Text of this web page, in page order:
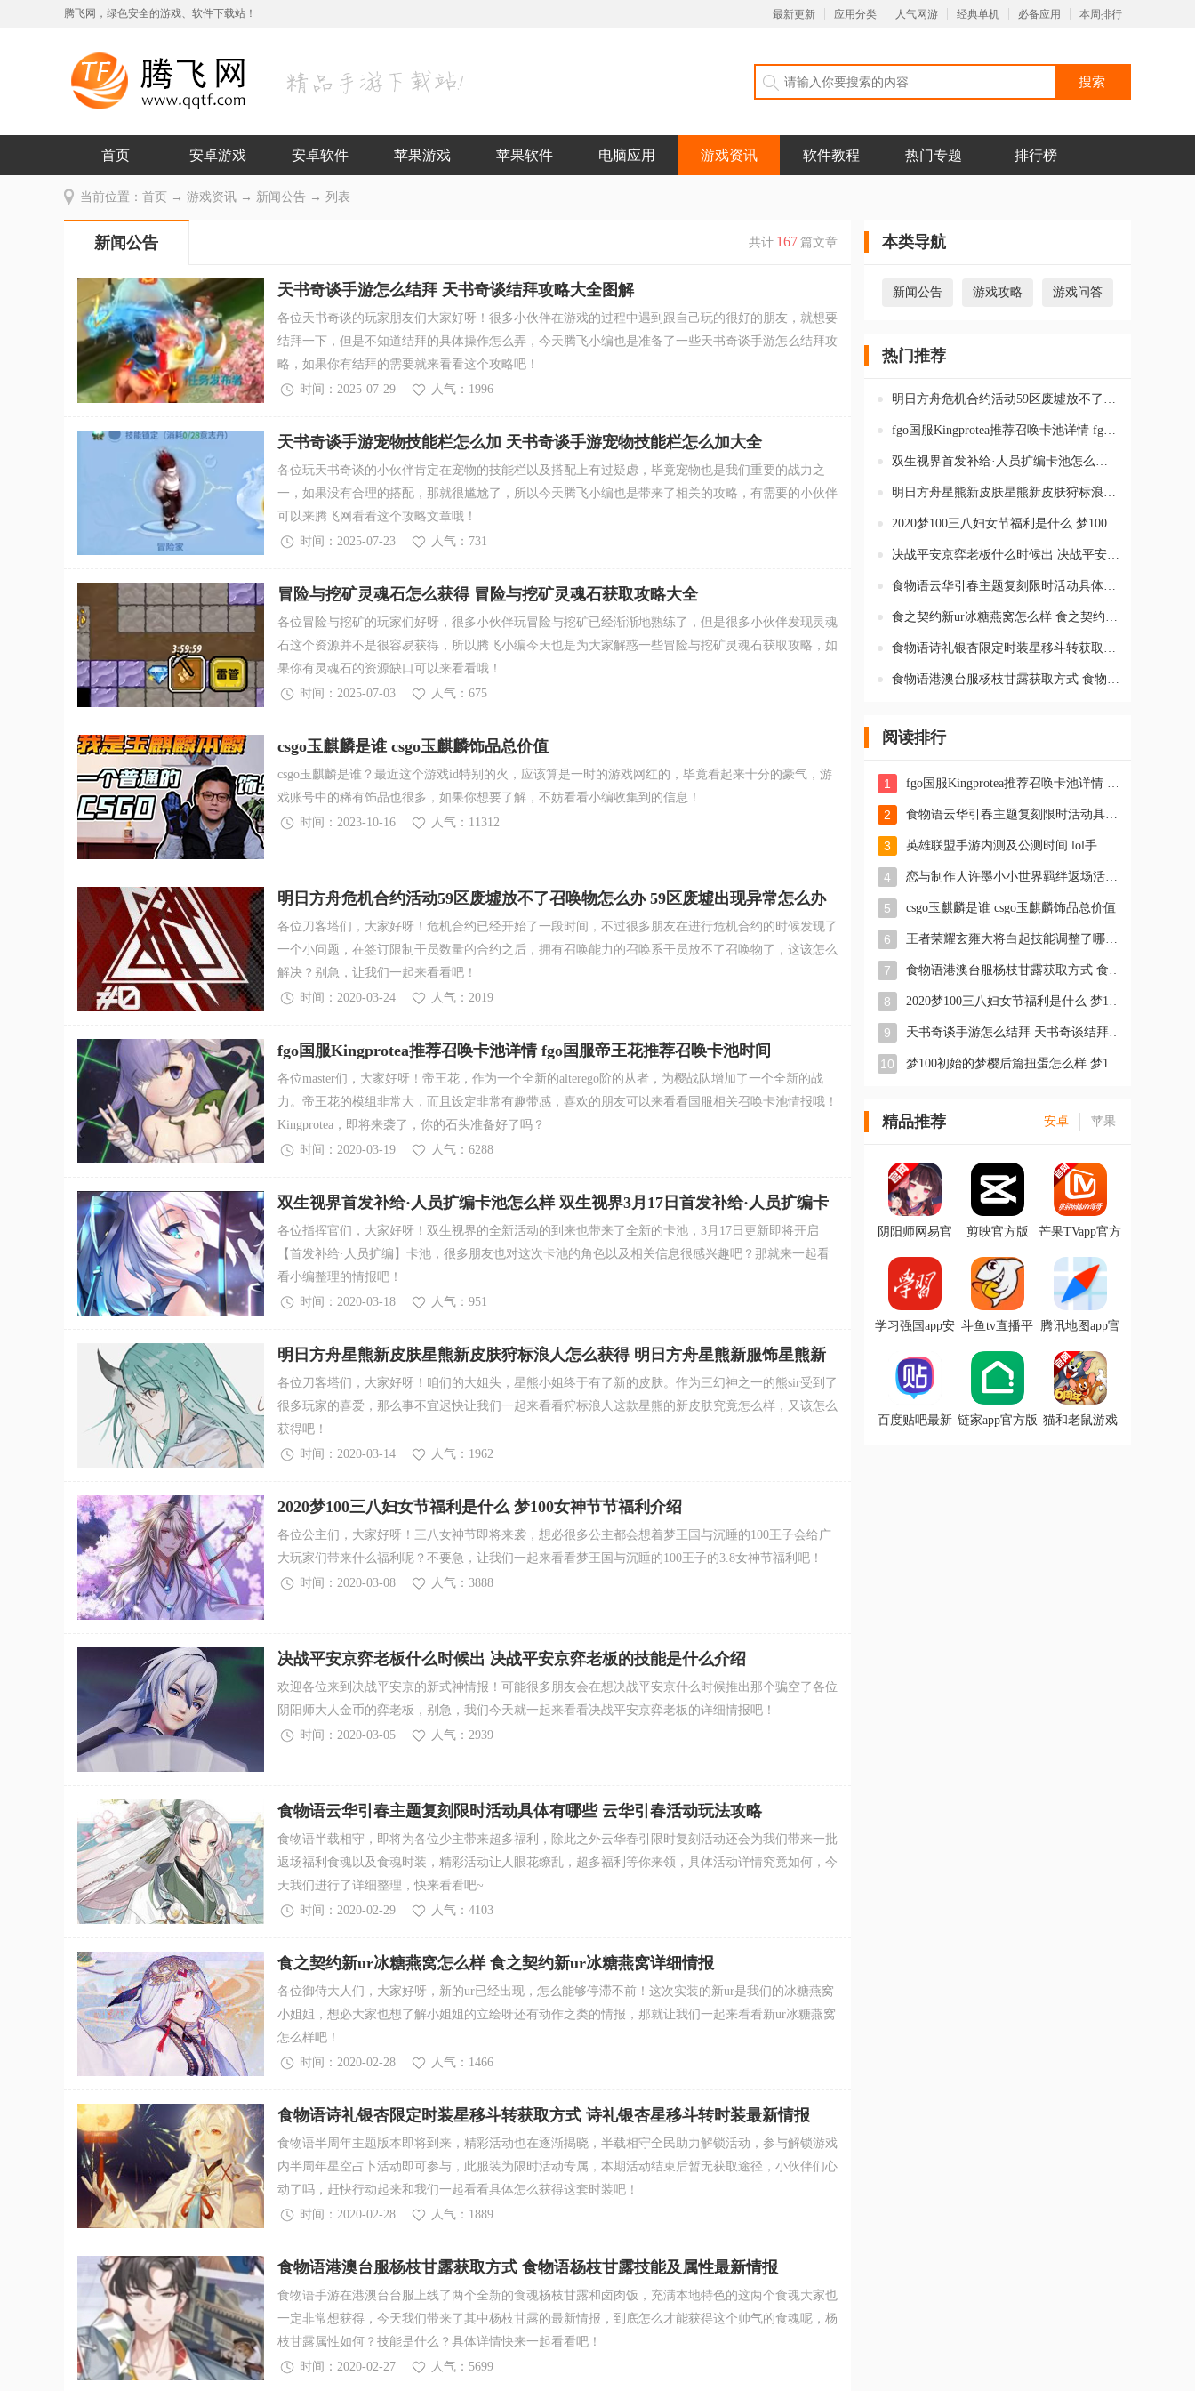
腾飞网，绿色安全的游戏、软件下载站！ 最新更新 应用分类 人气网游 经典单机 必备应用 本周排行
首页 安卓游戏 安卓软件 苹果游戏 苹果软件 电脑应用 游戏资讯 软件教程 热门专题 排行榜
当前位置： 首页 → 游戏资讯 → 新闻公告 → 列表
新闻公告 共计 167 篇文章
天书奇谈手游怎么结拜 天书奇谈结拜攻略大全图解
各位天书奇谈的玩家朋友们大家好呀！很多小伙伴在游戏的过程中遇到跟自己玩的很好的朋友，就想要
结拜一下，但是不知道结拜的具体操作怎么弄，今天腾飞小编也是准备了一些天书奇谈手游怎么结拜攻
略，如果你有结拜的需要就来看看这个攻略吧！
时间：2025-07-29
人气：1996
天书奇谈手游宠物技能栏怎么加 天书奇谈手游宠物技能栏怎么加大全
各位玩天书奇谈的小伙伴肯定在宠物的技能栏以及搭配上有过疑虑，毕竟宠物也是我们重要的战力之
一，如果没有合理的搭配，那就很尴尬了，所以今天腾飞小编也是带来了相关的攻略，有需要的小伙伴
可以来腾飞网看看这个攻略文章哦！
时间：2025-07-23
人气：731
冒险与挖矿灵魂石怎么获得 冒险与挖矿灵魂石获取攻略大全
各位冒险与挖矿的玩家们好呀，很多小伙伴玩冒险与挖矿已经渐渐地熟练了，但是很多小伙伴发现灵魂
石这个资源并不是很容易获得，所以腾飞小编今天也是为大家解惑一些冒险与挖矿灵魂石获取攻略，如
果你有灵魂石的资源缺口可以来看看哦！
时间：2025-07-03
人气：675
csgo玉麒麟是谁 csgo玉麒麟饰品总价值
csgo玉麒麟是谁？最近这个游戏id特别的火，应该算是一时的游戏网红的，毕竟看起来十分的豪气，游
戏账号中的稀有饰品也很多，如果你想要了解，不妨看看小编收集到的信息！
时间：2023-10-16
人气：11312
明日方舟危机合约活动59区废墟放不了召唤物怎么办 59区废墟出现异常怎么办
各位刀客塔们，大家好呀！危机合约已经开始了一段时间，不过很多朋友在进行危机合约的时候发现了
一个小问题，在签订限制干员数量的合约之后，拥有召唤能力的召唤系干员放不了召唤物了，这该怎么
解决？别急，让我们一起来看看吧！
时间：2020-03-24
人气：2019
fgo国服Kingprotea推荐召唤卡池详情 fgo国服帝王花推荐召唤卡池时间
各位master们，大家好呀！帝王花，作为一个全新的alterego阶的从者，为樱战队增加了一个全新的战
力。帝王花的模组非常大，而且设定非常有趣带感，喜欢的朋友可以来看看国服相关召唤卡池情报哦！
Kingprotea，即将来袭了，你的石头准备好了吗？
时间：2020-03-19
人气：6288
双生视界首发补给·人员扩编卡池怎么样 双生视界3月17日首发补给·人员扩编卡
池详细情报
各位指挥官们，大家好呀！双生视界的全新活动的到来也带来了全新的卡池，3月17日更新即将开启
【首发补给·人员扩编】卡池，很多朋友也对这次卡池的角色以及相关信息很感兴趣吧？那就来一起看
看小编整理的情报吧！
时间：2020-03-18
人气：951
明日方舟星熊新皮肤星熊新皮肤狩标浪人怎么获得 明日方舟星熊新服饰星熊新
皮肤狩标浪人怎么样
各位刀客塔们，大家好呀！咱们的大姐头，星熊小姐终于有了新的皮肤。作为三幻神之一的熊sir受到了
很多玩家的喜爱，那么事不宜迟快让我们一起来看看狩标浪人这款星熊的新皮肤究竟怎么样，又该怎么
获得吧！
时间：2020-03-14
人气：1962
2020梦100三八妇女节福利是什么 梦100女神节节福利介绍
各位公主们，大家好呀！三八女神节即将来袭，想必很多公主都会想着梦王国与沉睡的100王子会给广
大玩家们带来什么福利呢？不要急，让我们一起来看看梦王国与沉睡的100王子的3.8女神节福利吧！
时间：2020-03-08
人气：3888
决战平安京弈老板什么时候出 决战平安京弈老板的技能是什么介绍
欢迎各位来到决战平安京的新式神情报！可能很多朋友会在想决战平安京什么时候推出那个骗空了各位
阴阳师大人金币的弈老板，别急，我们今天就一起来看看决战平安京弈老板的详细情报吧！
时间：2020-03-05
人气：2939
食物语云华引春主题复刻限时活动具体有哪些 云华引春活动玩法攻略
食物语半载相守，即将为各位少主带来超多福利，除此之外云华春引限时复刻活动还会为我们带来一批
返场福利食魂以及食魂时装，精彩活动让人眼花缭乱，超多福利等你来领，具体活动详情究竟如何，今
天我们进行了详细整理，快来看看吧~
时间：2020-02-29
人气：4103
食之契约新ur冰糖燕窝怎么样 食之契约新ur冰糖燕窝详细情报
各位御侍大人们，大家好呀，新的ur已经出现，怎么能够停滞不前！这次实装的新ur是我们的冰糖燕窝
小姐姐，想必大家也想了解小姐姐的立绘呀还有动作之类的情报，那就让我们一起来看看新ur冰糖燕窝
怎么样吧！
时间：2020-02-28
人气：1466
食物语诗礼银杏限定时装星移斗转获取方式 诗礼银杏星移斗转时装最新情报
食物语半周年主题版本即将到来，精彩活动也在逐渐揭晓，半载相守全民助力解锁活动，参与解锁游戏
内半周年星空占卜活动即可参与，此服装为限时活动专属，本期活动结束后暂无获取途径，小伙伴们心
动了吗，赶快行动起来和我们一起看看具体怎么获得这套时装吧！
时间：2020-02-28
人气：1889
食物语港澳台服杨枝甘露获取方式 食物语杨枝甘露技能及属性最新情报
食物语手游在港澳台台服上线了两个全新的食魂杨枝甘露和卤肉饭，充满本地特色的这两个食魂大家也
一定非常想获得，今天我们带来了其中杨枝甘露的最新情报，到底怎么才能获得这个帅气的食魂呢，杨
枝甘露属性如何？技能是什么？具体详情快来一起看看吧！
时间：2020-02-27
人气：5699
本类导航
新闻公告 游戏攻略 游戏问答
热门推荐
明日方舟危机合约活动59区废墟放不了召唤物怎么办 59区废墟出现异
fgo国服Kingprotea推荐召唤卡池详情 fgo国服帝王花推荐召唤卡池时
双生视界首发补给·人员扩编卡池怎么样 双生视界3月17日首发补给
明日方舟星熊新皮肤星熊新皮肤狩标浪人怎么获得 明日方舟星熊新服
2020梦100三八妇女节福利是什么 梦100女神节节福利介绍
决战平安京弈老板什么时候出 决战平安京弈老板的技能是什么介绍
食物语云华引春主题复刻限时活动具体有哪些 云华引春活动玩法攻略
食之契约新ur冰糖燕窝怎么样 食之契约新ur冰糖燕窝详细情报
食物语诗礼银杏限定时装星移斗转获取方式 诗礼银杏星移斗转时装最
食物语港澳台服杨枝甘露获取方式 食物语杨枝甘露技能及属性最新情
阅读排行
1 fgo国服Kingprotea推荐召唤卡池详情 fgo国服帝王花推荐召唤卡池时
2 食物语云华引春主题复刻限时活动具体有哪些 云华引春活动玩法攻略
3 英雄联盟手游内测及公测时间 lol手游内测上线时间
4 恋与制作人许墨小小世界羁绊返场活动详情 许墨小小世界限时返场怎
5 csgo玉麒麟是谁 csgo玉麒麟饰品总价值
6 王者荣耀玄雍大将白起技能调整了哪些 玄雍大将白起重做最新情报
7 食物语港澳台服杨枝甘露获取方式 食物语杨枝甘露技能及属性最新情
8 2020梦100三八妇女节福利是什么 梦100女神节节福利介绍
9 天书奇谈手游怎么结拜 天书奇谈结拜攻略大全图解
10 梦100初始的梦樱后篇扭蛋怎么样 梦100初始的梦樱后篇情报攻略
精品推荐 安卓 苹果
阴阳师网易官
剪映官方版
芒果TVapp官方
学习强国app安 斗鱼tv直播平 腾讯地图app官
百度贴吧最新 链家app官方版 猫和老鼠游戏